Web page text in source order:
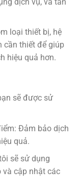
loại thiết bị, hệ
cần thiết để giúp
hiệu quả hơn.
sẽ được sử
Đảm bảo dịch
quả.
sẽ sử dụng
cập nhật các